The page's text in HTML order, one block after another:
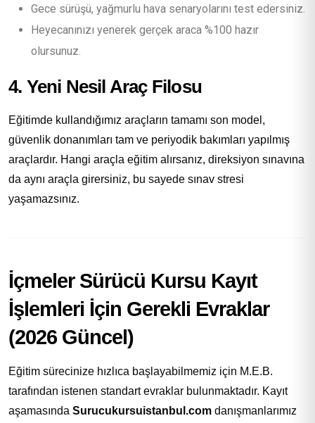
Gece sürüşü, yağmurlu hava senaryolarını test edersiniz.
Heyecanınızı yenerek gerçek araca %100 hazır
olursunuz.
4. Yeni Nesil Araç Filosu
Eğitimde kullandığımız araçların tamamı son model,
güvenlik donanımları tam ve periyodik bakımları yapılmış
araçlardır. Hangi araçla eğitim alırsanız, direksiyon sınavına
da aynı araçla girersiniz, bu sayede sınav stresi
yaşamazsınız.
İçmeler Sürücü Kursu Kayıt
İşlemleri İçin Gerekli Evraklar
(2026 Güncel)
Eğitim sürecinize hızlıca başlayabilmemiz için M.E.B.
tarafından istenen standart evraklar bulunmaktadır. Kayıt
aşamasında Surucukursuistanbul.com danışmanlarımız